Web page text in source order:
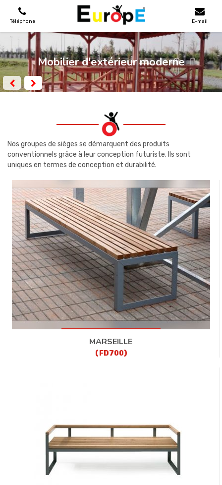
Téléphone E-mail
AIRES DE JEUX
MAISONS EN BOIS
TERRAINS DE SPORT
REFERENCES
CONTACT
Mobilier d'extérieur moderne
Nos groupes de sièges se démarquent des produits
conventionnels grâce à leur conception futuriste. Ils sont
uniques en termes de conception et durabilité.
MARSEILLE
(FD700)